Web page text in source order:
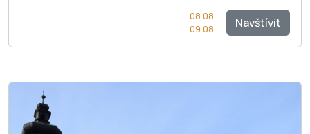
Navštívit
08.08.
09.08.